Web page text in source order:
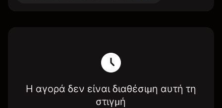
Η αγορά δεν είναι διαθέσιμη αυτή τη
στιγμή